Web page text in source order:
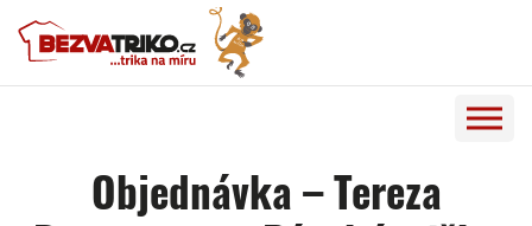
Objednávka – Tereza